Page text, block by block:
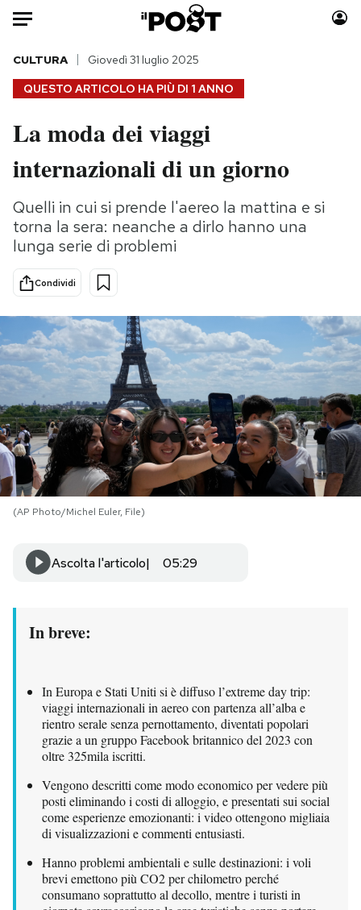
Auto
HOME
Italia
Politica
Tecnologia
Internet
Scienza
Cultura
Economia
Sport
Moda
Consumismi
Storie/Idee
Ok Boomer!
Mondiali calcio 2026
PODCAST
NEWSLETTER
I MIEI PREFERITI
SHOP
Area Personale
Newsletter
Notifiche mobile
Regala il Post
Esci
QUESTO ARTICOLO HA PIÙ DI 1 ANNO
CULTURA Giovedì 31 luglio 2025
La moda dei viaggi
internazionali di un giorno
Quelli in cui si prende l'aereo la mattina e si
torna la sera: neanche a dirlo hanno una
lunga serie di problemi
Condividi
(AP Photo/Michel Euler, File)
Ascolta l'articolo 05:29
In breve:
In Europa e Stati Uniti si è diffuso l’extreme day trip:
viaggi internazionali in aereo con partenza all’alba e
rientro serale senza pernottamento, diventati popolari
grazie a un gruppo Facebook britannico del 2023 con
oltre 325mila iscritti.
Vengono descritti come modo economico per vedere più
posti eliminando i costi di alloggio, e presentati sui social
come esperienze emozionanti: i video ottengono migliaia
di visualizzazioni e commenti entusiasti.
Hanno problemi ambientali e sulle destinazioni: i voli
brevi emettono più CO2 per chilometro perché
consumano soprattutto al decollo, mentre i turisti in